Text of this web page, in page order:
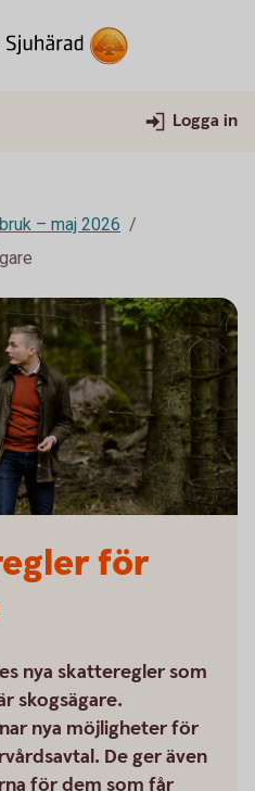
Logga in
– maj 2026
för
nya skatteregler som
skogsägare.
nya möjligheter för
De ger även
för dem som får